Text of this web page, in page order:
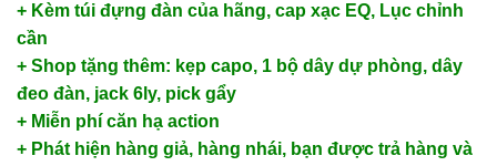
+ Kèm túi đựng đàn của hãng, cap xạc EQ, Lục chỉnh
cần
+ Shop tặng thêm: kẹp capo, 1 bộ dây dự phòng, dây
đeo đàn, jack 6ly, pick gẩy
+ Miễn phí căn hạ action
+ Phát hiện hàng giả, hàng nhái, bạn được trả hàng và